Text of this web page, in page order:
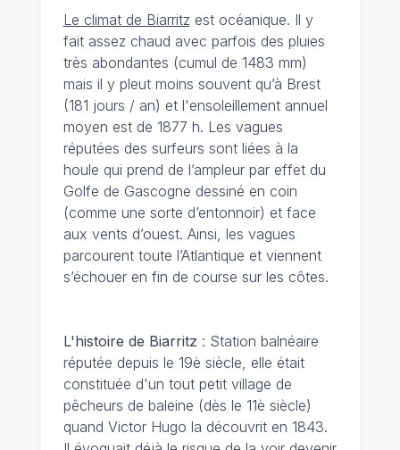
Le climat de Biarritz est océanique. Il y
fait assez chaud avec parfois des pluies
très abondantes (cumul de 1483 mm)
mais il y pleut moins souvent qu’à Brest
(181 jours / an) et l'ensoleillement annuel
moyen est de 1877 h. Les vagues
réputées des surfeurs sont liées à la
houle qui prend de l’ampleur par effet du
Golfe de Gascogne dessiné en coin
(comme une sorte d’entonnoir) et face
aux vents d’ouest. Ainsi, les vagues
parcourent toute l’Atlantique et viennent
s’échouer en fin de course sur les côtes.
L'histoire de Biarritz : Station balnéaire
réputée depuis le 19è siècle, elle était
constituée d'un tout petit village de
pêcheurs de baleine (dès le 11è siècle)
quand Victor Hugo la découvrit en 1843.